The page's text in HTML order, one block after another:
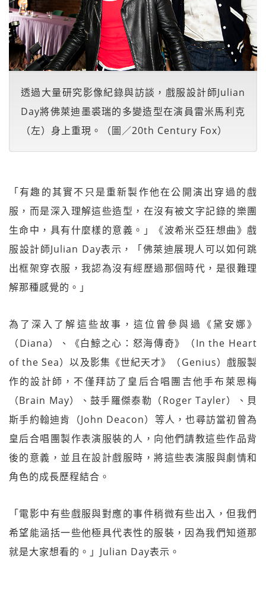
透過大量研究影像紀錄與訪談，戲服設計師Julian
Day將佛萊迪墨裘瑞的多變造型在演員雷米馬利克
（左）身上重現。（圖／20th Century Fox）
「有趣的其實不只是重新製作他在公開演出穿過的戲
服，而是深入理解這些造型，在沒有被文字記錄的樂團
生命中，具有什麼樣的意義。」《波希米亞狂想曲》戲
服設計師Julian Day表示，「佛萊迪展現人可以如何跳
出框架穿衣服，我認為沒有經歷過那個時代，是很難理
解那種感覺的。」
為了深入了解這些故事，這位曾參與過《黛安娜》
（Diana）、《白鯨之心：怒海傳奇》（In the Heart
of the Sea）以及影集《世紀天才》（Genius）戲服製
作的設計師，不僅拜訪了皇后合唱團吉他手布萊恩梅
（Brain May）、鼓手羅傑泰勒（Roger Tayler）、貝
斯手約翰迪肯（John Deacon）等人，也尋訪當初曾為
皇后合唱團製作表演服裝的人，向他們請教這些作品背
後的意義，並且在設計戲服時，將這些表演服與劇情和
角色的成長歷程結合。
「電影中有些戲服與對應的事件稍微有些出入，但我們
希望能涵括一些他極具代表性的服裝，因為我們知道那
就是大家想看的。」Julian Day表示。